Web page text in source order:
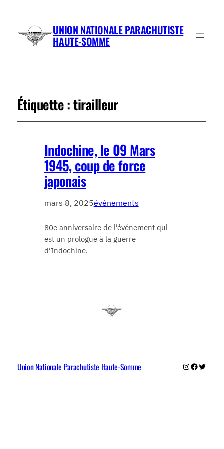
UNION NATIONALE PARACHUTISTE
HAUTE-SOMME
Étiquette :tirailleur
Indochine, le 09 Mars
1945, coup de force
japonais
mars 8, 2025événements
80e anniversaire de l’événement qui
est un prologue à la guerre
d’Indochine.
Union Nationale Parachutiste Haute-Somme Instagram
Twitter